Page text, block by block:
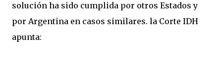
solución ha sido cumplida por otros Estados y
por Argentina en casos similares. la Corte IDH
apunta: